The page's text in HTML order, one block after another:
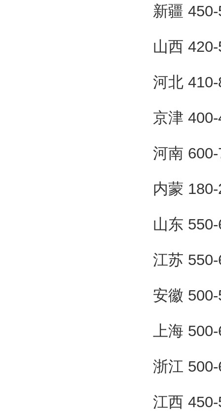
新疆
山西
河北
京津
河南
内蒙
山东
江苏
安徽
上海
浙江
江西